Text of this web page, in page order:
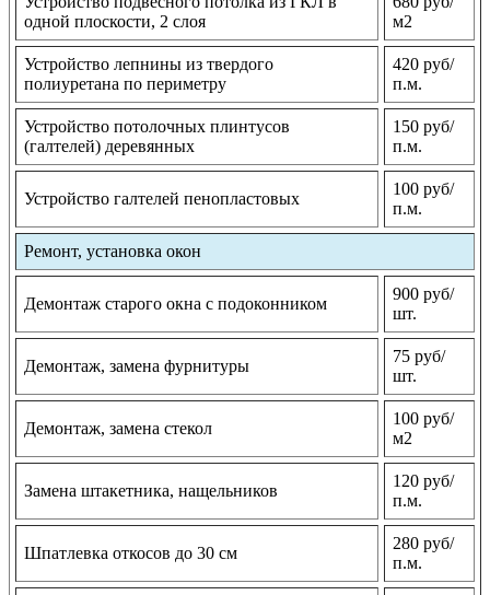
одной плоскости, 2 слоя
м2
Устройство лепнины из твердого
полиуретана по периметру
420 руб/
п.м.
Устройство потолочных плинтусов
(галтелей) деревянных
150 руб/
п.м.
Устройство галтелей пенопластовых
100 руб/
п.м.
Ремонт, установка окон
Демонтаж старого окна с подоконником
900 руб/
шт.
Демонтаж, замена фурнитуры
75 руб/
шт.
Демонтаж, замена стекол
100 руб/
м2
Замена штакетника, нащельников
120 руб/
п.м.
Шпатлевка откосов до 30 см
280 руб/
п.м.